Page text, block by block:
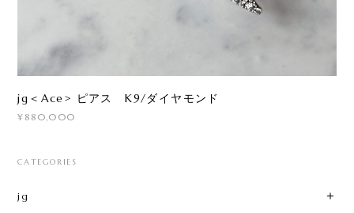
jg＜Ace> ピアス K9/ダイヤモンド
¥880,000
CATEGORIES
jg